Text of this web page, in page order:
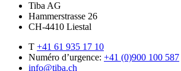
Tiba AG
Hammerstrasse 26
CH-4410 Liestal
T +41 61 935 17 10
Numéro d’urgence: +41 (0)900 100 587
info@tiba.ch